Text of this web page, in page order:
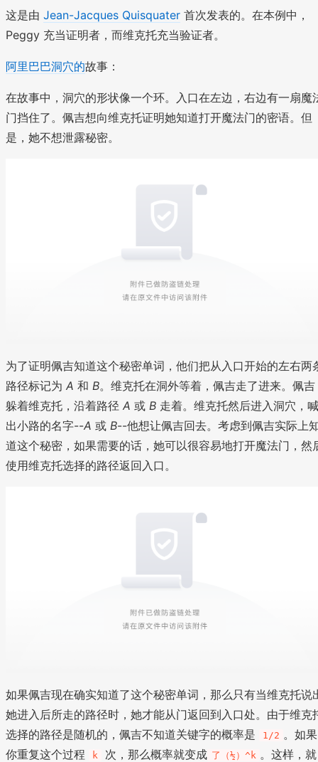
这是由 Jean-Jacques Quisquater 首次发表的。在本例中，
Peggy 充当证明者，而维克托充当验证者。
阿里巴巴洞穴的故事：
在故事中，洞穴的形状像一个环。入口在左边，右边有一扇魔
门挡住了。佩吉想向维克托证明她知道打开魔法门的密语。但
是，她不想泄露秘密。
为了证明佩吉知道这个秘密单词，他们把从入口开始的左右两
路径标记为 A 和 B。维克托在洞外等着，佩吉走了进来。佩吉
躲着维克托，沿着路径 A 或 B 走着。维克托然后进入洞穴，喊
出小路的名字--A 或 B--他想让佩吉回去。考虑到佩吉实际上
道这个秘密，如果需要的话，她可以很容易地打开魔法门，然
使用维克托选择的路径返回入口。
如果佩吉现在确实知道了这个秘密单词，那么只有当维克托说
她进入后所走的路径时，她才能从门返回到入口处。由于维克
选择的路径是随机的，佩吉不知道关键字的概率是
1/2 。如果
你重复这个过程
k 次，那么概率就变成 了（½）^k 。这样，就